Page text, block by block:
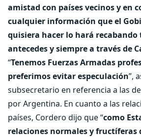
amistad con países vecinos y en
cualquier información que el
quisiera hacer lo hará recabando
antecedes y siempre a través de
“Tenemos Fuerzas Armadas
preferimos evitar especulación”,
subsecretario en referencia a las
por Argentina. En cuanto a las
países, Cordero dijo que “como
relaciones normales y fructíferas